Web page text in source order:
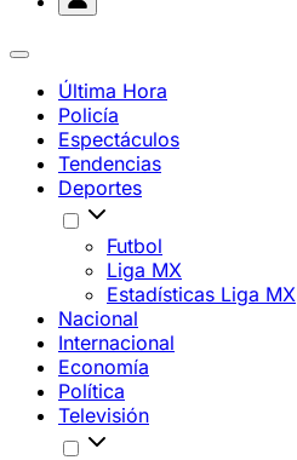
Última Hora
Policía
Espectáculos
Tendencias
Deportes
Futbol
Liga MX
Estadísticas Liga MX
Nacional
Internacional
Economía
Política
Televisión